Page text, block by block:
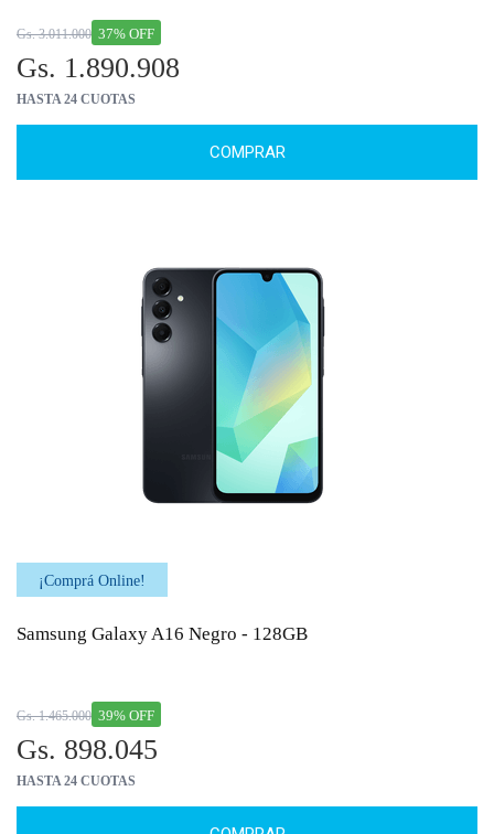
37% OFF
Gs. 3.011.000
Gs. 1.890.908
HASTA 24 CUOTAS
COMPRAR
¡Comprá Online!
Samsung Galaxy A16 Negro - 128GB
39% OFF
Gs. 1.465.000
Gs. 898.045
HASTA 24 CUOTAS